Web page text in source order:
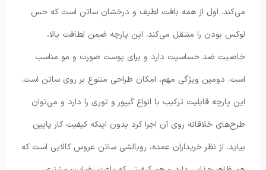
می‌کند. اول از همه بافت لطیف و درخشان ساتن است که حس
لوکس بودن را منتقل می‌کند. این پارچه ضمن لطافت بالا،
خاصیت ضد حساسیت دارد و برای پوست صورت و مو مناسب
است. دومین ویژگی مهم، امکان طراحی متنوع بر روی ساتن است.
این پارچه قابلیت ترکیب با انواع گیپور و توری را دارد و می‌توان
طرح‌های خلاقانه روی آن اجرا کرد بدون اینکه کیفیت کار پایین
بیاید. از نظر خریداران عمده، روبالشی ساتن عروس کالایی است که